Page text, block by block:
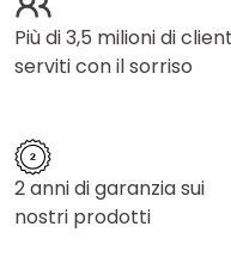
Più di 3,5 milioni di
serviti con il sorriso
2 anni di garanzia sui
nostri prodotti